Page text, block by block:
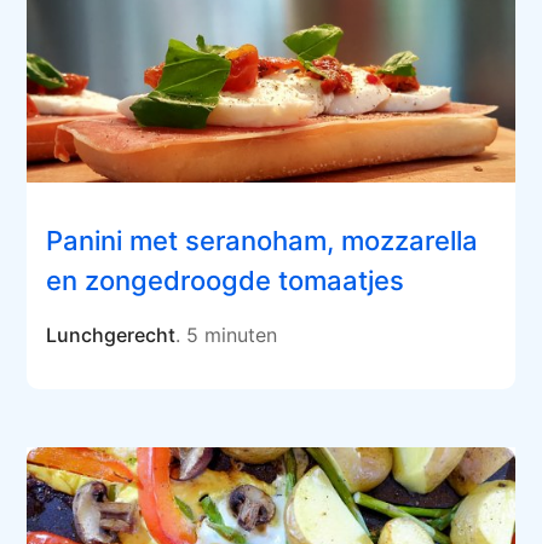
Panini met seranoham, mozzarella
en zongedroogde tomaatjes
Lunchgerecht. 5 minuten